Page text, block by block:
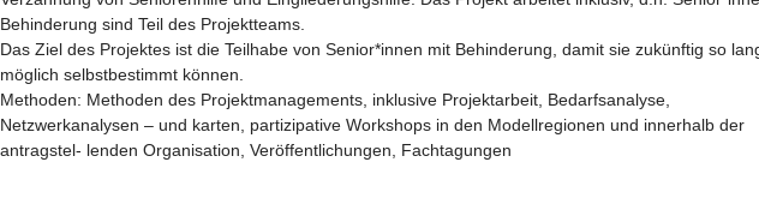
Behinderung sind Teil des Projektteams.
Das Ziel des Projektes ist die Teilhabe von Senior*innen mit Behinderung, damit sie zukünftig so
möglich selbstbestimmt können.
Methoden: Methoden des Projektmanagements, inklusive Projektarbeit, Bedarfsanalyse,
Netzwerkanalysen – und karten, partizipative Workshops in den Modellregionen und innerhalb der
antragstel- lenden Organisation, Veröffentlichungen, Fachtagungen